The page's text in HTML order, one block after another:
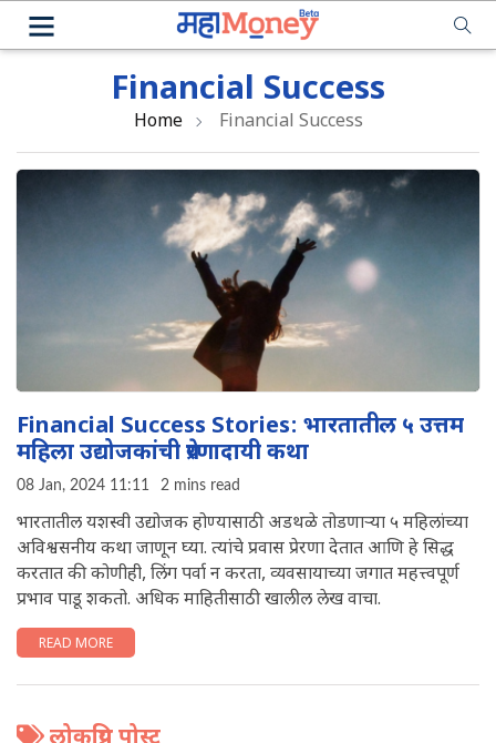
Financial Success
Home Financial Success
Financial Success Stories: भारतातील ५ उत्तम
महिला उद्योजकांची प्रेरणादायी कथा
08 Jan, 2024 11:11 2 mins read
भारतातील यशस्वी उद्योजक होण्यासाठी अडथळे तोडणाऱ्या ५ महिलांच्या
अविश्वसनीय कथा जाणून घ्या. त्यांचे प्रवास प्रेरणा देतात आण‍ि हे सिद्ध
करतात की कोणीही, लिंग पर्वा न करता, व्यवसायाच्या जगात महत्त्वपूर्ण
प्रभाव पाडू शकतो. अध‍िक माहितीसाठी खालील लेख वाचा.
READ MORE